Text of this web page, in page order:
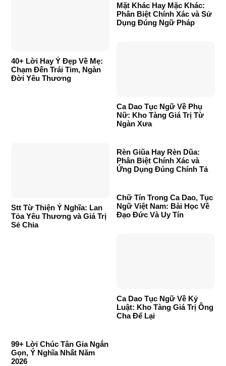
40+ Lời Hay Ý Đẹp Về Mẹ:
Chạm Đến Trái Tim, Ngàn
Đời Yêu Thương
Mặt Khác Hay Mặc Khác:
Phân Biệt Chính Xác và Sử
Dụng Đúng Ngữ Pháp
Ca Dao Tục Ngữ Về Phụ
Nữ: Kho Tàng Giá Trị Từ
Ngàn Xưa
Stt Từ Thiện Ý Nghĩa: Lan
Tỏa Yêu Thương và Giá Trị
Sẻ Chia
Rèn Giũa Hay Rèn Dũa:
Phân Biệt Chính Xác và
Ứng Dụng Đúng Chính Tả
Chữ Tín Trong Ca Dao, Tục
Ngữ Việt Nam: Bài Học Về
Đạo Đức Và Uy Tín
Ca Dao Tục Ngữ Về Kỷ
Luật: Kho Tàng Giá Trị Ông
Cha Để Lại
99+ Lời Chúc Tân Gia Ngắn
Gọn, Ý Nghĩa Nhất Năm
2026